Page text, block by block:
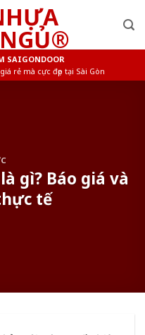
SAIGONDOOR
rẻ mà cực đẹp tại Sài Gòn
gì? Báo giá và
tế